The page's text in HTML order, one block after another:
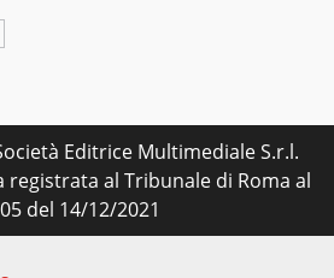
Editrice Multimediale S.r.l.
registrata al Tribunale di Roma al
del 14/12/2021